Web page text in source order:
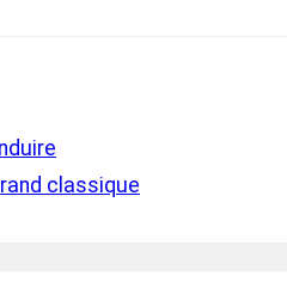
classique